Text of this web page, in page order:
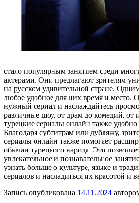
стало популярным занятием среди
актерами. Они предлагают зрителям
на русском удивительной стране.
любое удобное для них время и место.
нужный сериал и наслаждайтесь
различные шоу, от драм до комедий, от
турецкие сериалы онлайн также
Благодаря субтитрам или дубляжу,
сериалы онлайн также помогает
обычаи турецкого народа. Это
увлекательное и познавательное
узнать больше о культуре, языке и
сериалов и насладиться их красотой и
Запись опубликована 14.11.2024